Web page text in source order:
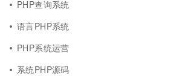
PHP查询系统
语言PHP系统
PHP系统运营
系统PHP源码